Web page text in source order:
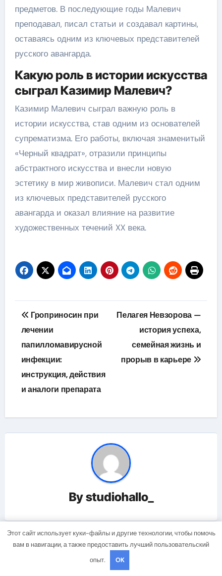
предметов. В последующие годы Малевич
преподавал, писал статьи и создавал картины,
оставаясь одним из ключевых представителей
русского авангарда.
Какую роль в истории искусства
сыграл Казимир Малевич?
Казимир Малевич сыграл важную роль в
истории искусства, став одним из основателей
супрематизма. Его работы, включая знаменитый
«Черный квадрат», отразили принципы
абстрактного искусства и внесли новую
эстетику в мир живописи. Малевич стал одним
из ключевых представителей русского
авангарда и оказал влияние на развитие
художественных течений XX века.
Навигация
по
записям
Гроприносин при
лечении
папилломавирусной
инфекции:
инструкция, действия
и аналоги препарата
Пелагея Невзорова —
история успеха,
семейная жизнь и
прорыв в карьере
Bystudiohallo_
Related Post
Этот сайт использует куки-файлы и другие технологии, чтобы помочь
вам в навигации, а также предоставить лучший пользовательский
опыт.
OK